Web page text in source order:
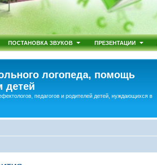
ПОСТАНОВКА ЗВУКОВ ПРЕЗЕНТАЦИИ
логопеда, помощь
детей
педагогов и родителей детей, нуждающихся в